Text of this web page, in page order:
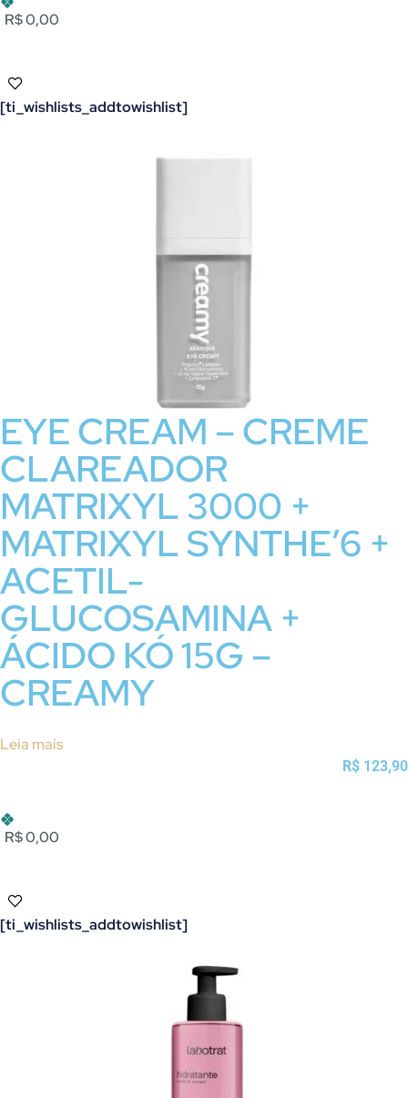
R$ 0,00
[ti_wishlists_addtowishlist]
EYE CREAM – CREME
CLAREADOR
MATRIXYL 3000 +
MATRIXYL SYNTHE’6 +
ACETIL-
GLUCOSAMINA +
ÁCIDO KÓ 15G –
CREAMY
Leia mais
R$ 123,90
R$ 0,00
[ti_wishlists_addtowishlist]